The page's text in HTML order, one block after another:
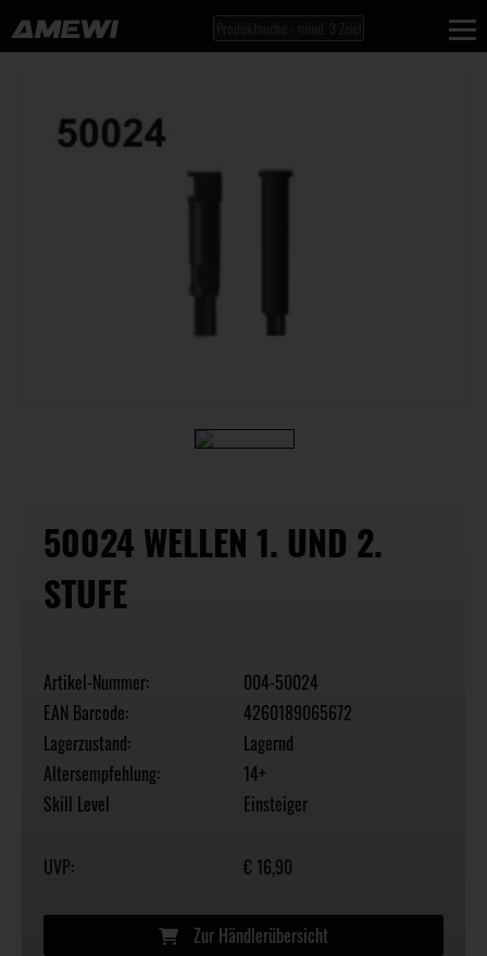
50024 WELLEN 1. UND 2.
STUFE
Artikel-Nummer:
004-50024
EAN Barcode:
4260189065672
Lagerzustand:
Lagernd
Altersempfehlung:
14+
Skill Level
Einsteiger
UVP: € 16,90
Zur Händlerübersicht